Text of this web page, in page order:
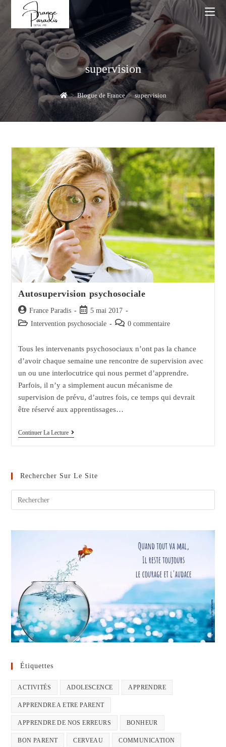
content
supervision
> Blogue de France > supervision
Autosupervision psychosociale
Auteur/autrice
de
France Paradis
Post
published:
5 mai 2017
Post Intervention psychosociale
Post 0 commentaire
Tous les intervenants psychosociaux n’ont pas la chance
d’avoir chaque semaine une rencontre de supervision avec
un ou une interlocutrice qui nous permet d’apprendre.
Parfois, il n’y a simplement aucun mécanisme de
supervision de prévu, d’autres fois, ce temps qui devrait
être réservé aux apprentissages…
Continuer La LectureAutosupervision
Rechercher Sur Le Site
Étiquettes
ACTIVITÉS ADOLESCENCE APPRENDRE
APPRENDRE A ETRE PARENT
APPRENDRE DE NOS ERREURS BONHEUR
BON PARENT CERVEAU COMMUNICATION